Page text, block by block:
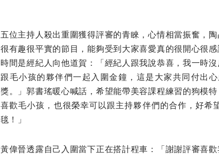
五位主持人殺出重圍獲得評審的青睞，心情相當振奮，
很有趣很平實的節目，能夠受到大家喜愛真的很開心很
時間是經紀人向他道賀：「經紀人跟我說恭喜，我一時
跟毛小孩的夥伴們一起入圍金鐘，這是大家共同付出
獎。」郭書瑤暖心喊話，希望能帶美容課程練習的狗模
喜歡毛小孩，也很榮幸可以跟主持夥伴們的合作，好
毯！」
黃偉晉透露自己入圍當下正在搭計程車：「謝謝評審喜